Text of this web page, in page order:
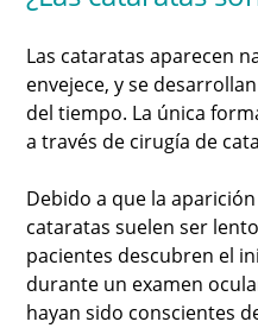
Las cataratas aparecen
envejece, y se
del tiempo. La única
a través de cirugía de
Debido a que la
cataratas suelen ser
pacientes descubren el
durante un examen
hayan sido conscientes